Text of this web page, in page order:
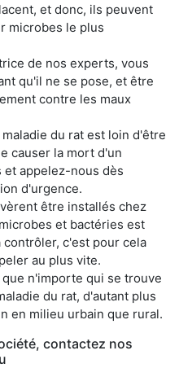
et donc, ils peuvent
microbes le plus
de nos experts, vous
qu'il ne se pose, et être
contre les maux
du rat est loin d'être
causer la mort d'un
et appelez-nous dès
d'urgence.
être installés chez
et bactéries est
c'est pour cela
au plus vite.
n'importe qui se trouve
du rat, d'autant plus
en milieu urbain que rural.
contactez nos